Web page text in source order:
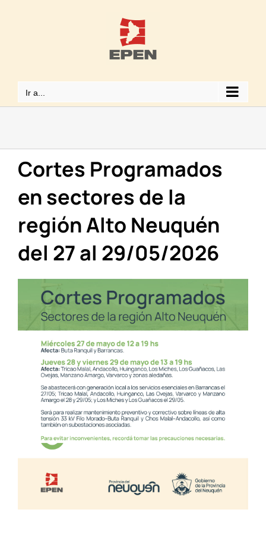
Ir a...
Cortes Programados
en sectores de la
región Alto Neuquén
del 27 al 29/05/2026